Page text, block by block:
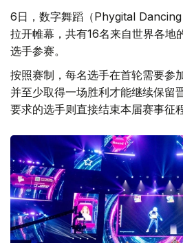
6日，数字舞蹈（Phygital
拉开帷幕，共有16名来自世界各
选手参赛。
按照赛制，每名选手在首轮需要参
并至少取得一场胜利才能继续保留
要求的选手则直接结束本届赛事征程